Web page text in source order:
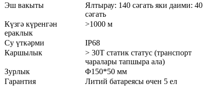
Эш вакыты
Ялтырау: 140 сәгать яки даими: 40
сәгать
Күзгә күренгән
ераклык
>1000 м
Су үткәрми
IP68
Каршылык
> 30T статик статус (транспорт
чаралары тапшыра ала)
Зурлык
Φ150*50 мм
Гарантия
Литий батареясы өчен 5 ел